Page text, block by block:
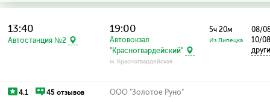
13:40
Автостанция №2
19:00
Автовокзал
"Красногвардейский"
м. Красногвардейская
5ч 20м
Из Липецка
08/
10/
4.1 45 отзывов ООО "Золотое Руно"